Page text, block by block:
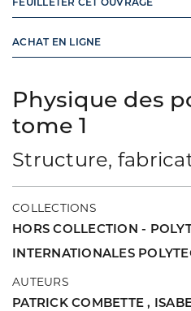
Physique des
tome 1
Structure,
COLLECTIONS
HORS COLLECTION -
INTERNATIONALES
AUTEURS
PATRICK COMBETTE,
ACHAT EN LIGNE